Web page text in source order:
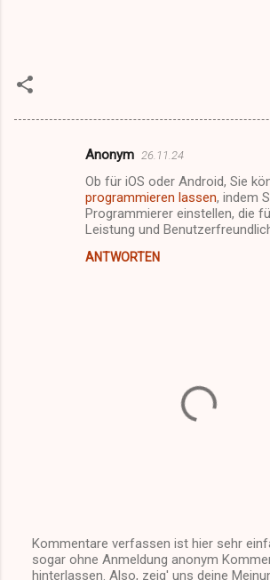
Anonym 26.11.24
Ob für iOS oder Android, Sie
programmieren lassen, indem
Programmierer einstellen, die
Leistung und
ANTWORTEN
K
Kommentare verfassen ist hier sehr
sogar ohne Anmeldung anonym
hinterlassen. Also, zeig' uns deine